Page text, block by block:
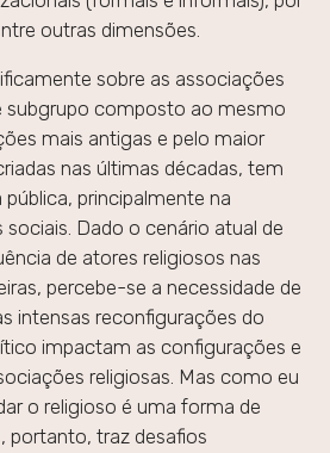
outras dimensões.
sobre as associações
subgrupo composto ao mesmo
mais antigas e pelo maior
nas últimas décadas, tem
principalmente na
Dado o cenário atual de
de atores religiosos nas
percebe-se a necessidade de
intensas reconfigurações do
impactam as configurações e
religiosas. Mas como eu
o religioso é uma forma de
portanto, traz desafios